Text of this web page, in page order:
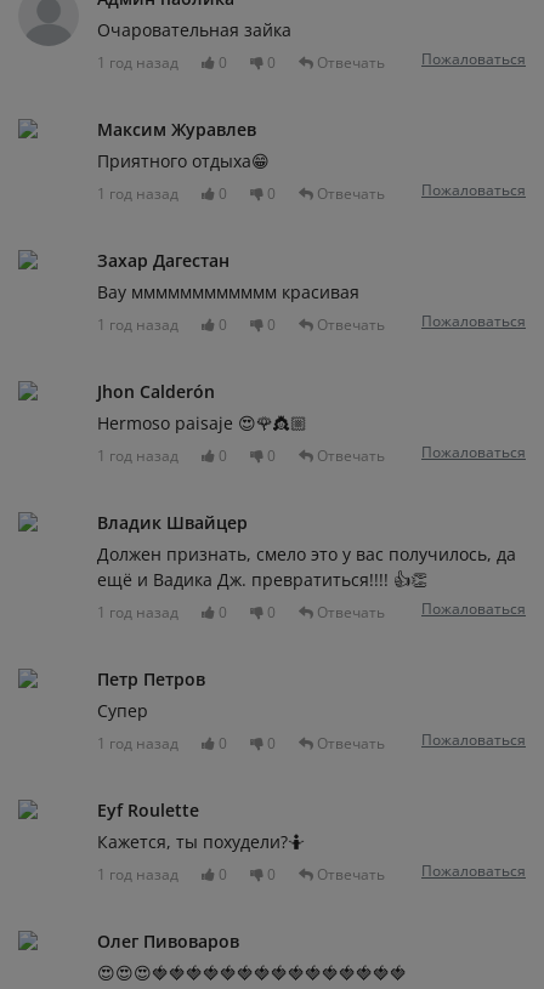
Очаровательная зайка
1 год назад 0 0 Отвечать Пожаловаться
Максим Журавлев
Приятного отдыха😁
1 год назад 0 0 Отвечать Пожаловаться
Захар Дагестан
Вау мммммммммммм красивая
1 год назад 0 0 Отвечать Пожаловаться
Jhon Calderón
Hermoso paisaje 😍🌹👸🏼
1 год назад 0 0 Отвечать Пожаловаться
Владик Швайцер
Должен признать, смело это у вас получилось, да
ещё и Вадика Дж. превратиться!!!! 👍👏
1 год назад 0 0 Отвечать Пожаловаться
Петр Петров
Супер
1 год назад 0 0 Отвечать Пожаловаться
Eyf Roulette
Кажется, ты похудели?🤷
1 год назад 0 0 Отвечать Пожаловаться
Олег Пивоваров
😍😍😍🍓🍓🍓🍓🍓🍓🍓🍓🍓🍓🍓🍓🍓🍓🍓